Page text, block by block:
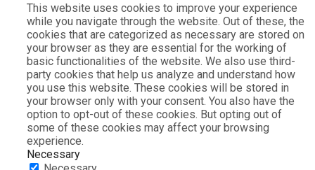
This website uses cookies to improve your experience
while you navigate through the website. Out of these, the
cookies that are categorized as necessary are stored on
your browser as they are essential for the working of
basic functionalities of the website. We also use third-
party cookies that help us analyze and understand how
you use this website. These cookies will be stored in
your browser only with your consent. You also have the
option to opt-out of these cookies. But opting out of
some of these cookies may affect your browsing
experience.
Necessary